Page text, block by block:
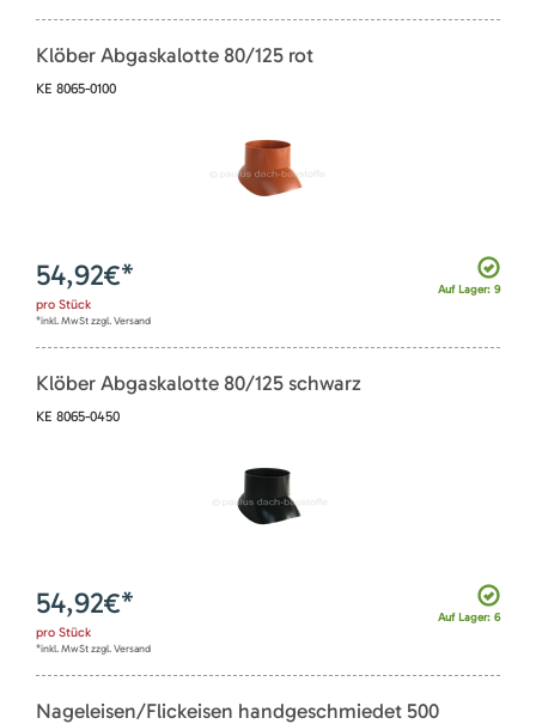
Klöber Abgaskalotte 80/125 rot
KE 8065-0100
Auf Lager: 9
54,92€*
pro Stück
*inkl. MwSt zzgl. Versand
Klöber Abgaskalotte 80/125 schwarz
KE 8065-0450
Auf Lager: 6
54,92€*
pro Stück
*inkl. MwSt zzgl. Versand
Nageleisen/Flickeisen handgeschmiedet 500